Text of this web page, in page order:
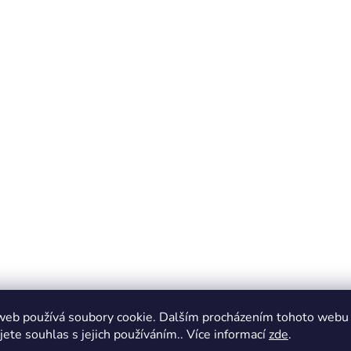
používá soubory cookie. Dalším procházením tohoto webu
souhlas s jejich používáním.. Více informacízde.